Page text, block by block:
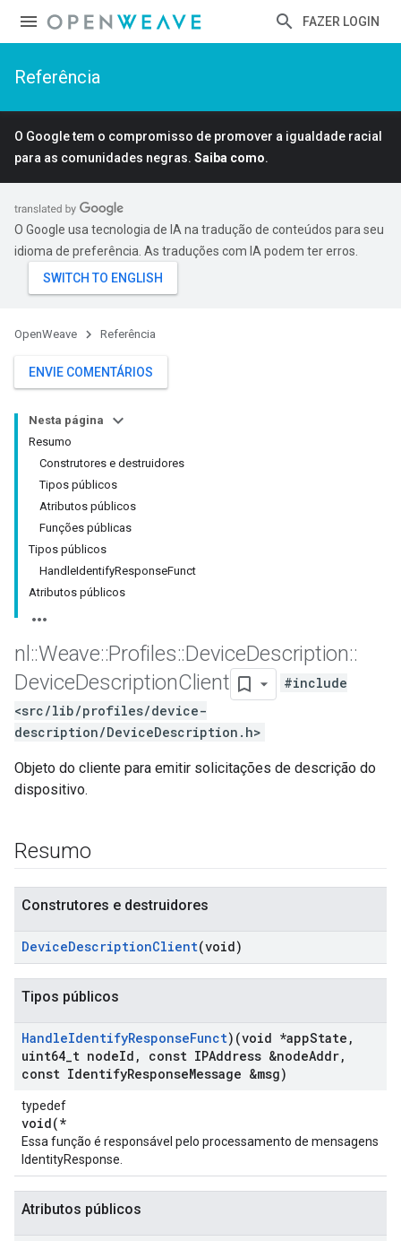
FAZER LOGIN
Referência
O Google tem o compromisso de promover a igualdade racial
para as comunidades negras. Saiba como.
O Google usa tecnologia de IA na tradução de conteúdos para seu
idioma de preferência. As traduções com IA podem ter erros.
OpenWeave Referência
ENVIE COMENTÁRIOS
Nesta página
Resumo
Construtores e destruidores
Tipos públicos
Atributos públicos
Funções públicas
Tipos públicos
HandleIdentifyResponseFunct
Atributos públicos
nl ::Weave::Profiles::DeviceDescription::
DeviceDescriptionClient
#include
<src/lib/profiles/device-
description/DeviceDescription.h>
Objeto do cliente para emitir solicitações de descrição do
dispositivo.
Resumo
Construtores e destruidores
DeviceDescriptionClient(void)
Tipos públicos
HandleIdentifyResponseFunct)(void *appState ,
uint64 t nodeId , const IPAddress &nodeAddr,
const IdentifyResponseMessage &msg)
typedef
void(*
Essa função é responsável pelo processamento de mensagens
IdentityResponse.
Atributos públicos